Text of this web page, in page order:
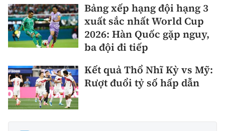
Bảng xếp hạng đội hạng 3
xuất sắc nhất World Cup
2026: Hàn Quốc gặp nguy,
ba đội đi tiếp
Kết quả Thổ Nhĩ Kỳ vs Mỹ:
Rượt đuổi tỷ số hấp dẫn